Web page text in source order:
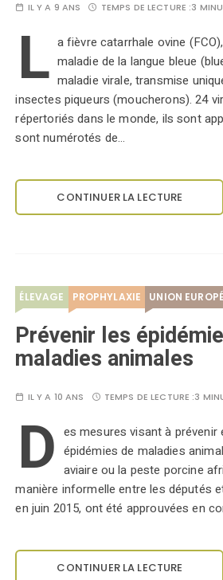
IL Y A 9 ANS TEMPS DE LECTURE :3
L a fièvre catarrhale ovine
maladie de la langue bleue
maladie virale, transmise
insectes piqueurs (moucherons). 24
répertoriés dans le monde, ils sont
sont numérotés de…
CONTINUER LA LECTURE
ÉLEVAGE PROPHYLAXIE UNION
Prévenir les
maladies animales
IL Y A 10 ANS TEMPS DE LECTURE :3
D es mesures visant à prévenir
épidémies de maladies
aviaire ou la peste porcine
manière informelle entre les députés
en juin 2015, ont été approuvées en
CONTINUER LA LECTURE